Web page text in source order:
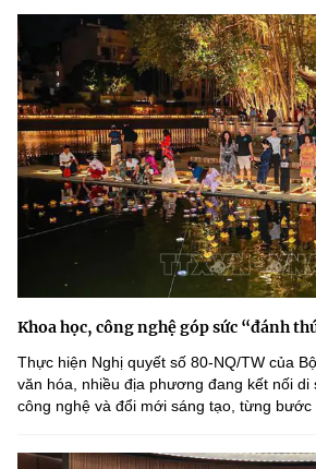
Khoa học, công nghệ góp sức “đánh
Thực hiện Nghị quyết số 80-NQ/TW của
văn hóa, nhiều địa phương đang kết nối di
công nghệ và đổi mới sáng tạo, từng bước